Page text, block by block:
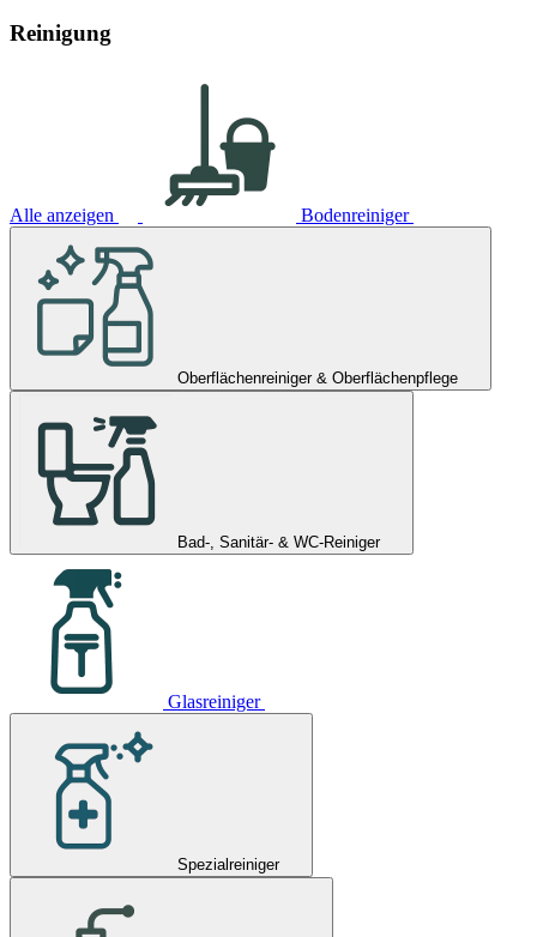
Reinigung
Alle anzeigen Bodenreiniger
Oberflächenreiniger & Oberflächenpflege
Bad-, Sanitär- & WC-Reiniger
Glasreiniger
Spezialreiniger